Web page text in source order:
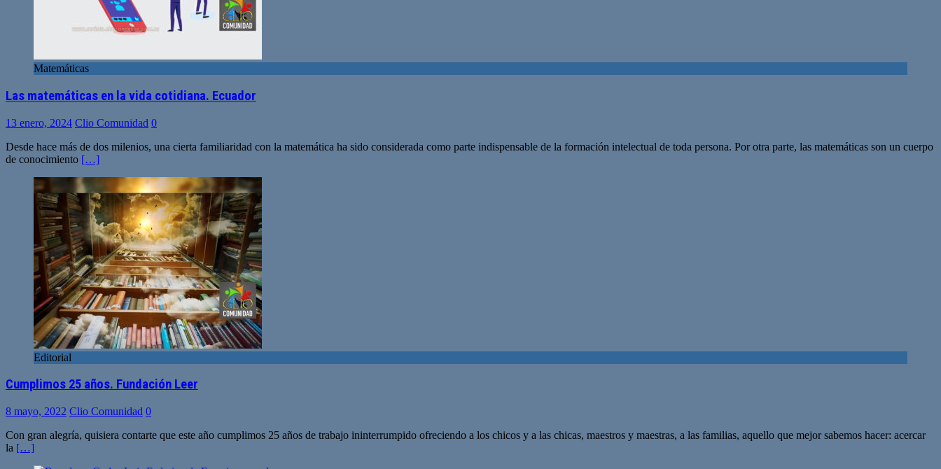
Matemáticas
Las matemáticas en la vida cotidiana. Ecuador
13 enero, 2024 Clio Comunidad 0
Desde hace más de dos milenios, una cierta familiaridad con la matemática ha sido considerada como parte indispensable de la formación intelectual de toda persona. Por otra parte, las matemáticas son un cuerpo
de conocimiento […]
Editorial
Cumplimos 25 años. Fundación Leer
8 mayo, 2022 Clio Comunidad 0
Con gran alegría, quisiera contarte que este año cumplimos 25 años de trabajo ininterrumpido ofreciendo a los chicos y a las chicas, maestros y maestras, a las familias, aquello que mejor sabemos hacer: acercar
la […]